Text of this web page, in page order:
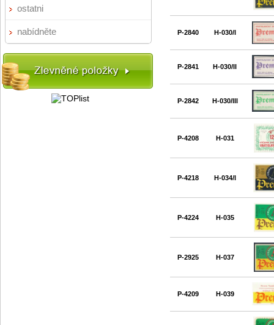
ostatni
nabídněte P-2840 H-030/I
P-2841 H-030/II
P-2842 H-030/III
P-4208 H-031
P-4218 H-034/I
P-4224 H-035
P-2925 H-037
P-4209 H-039